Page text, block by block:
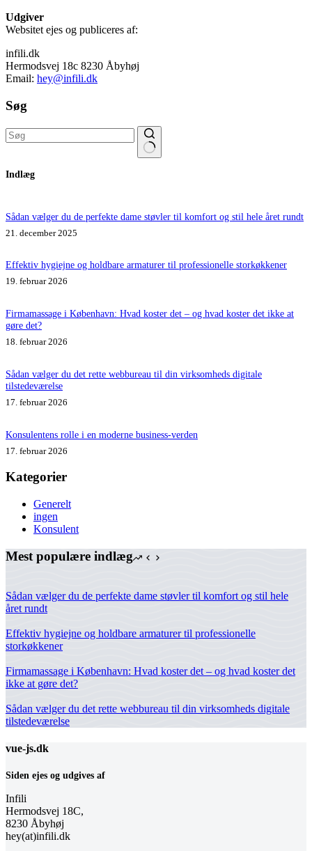
Udgiver
Websitet ejes og publiceres af:
infili.dk
Hermodsvej 18c 8230 Åbyhøj
Email: hey@infili.dk
Søg
resultater
Indlæg
Sådan vælger du de perfekte dame støvler til komfort og stil hele året rundt
21. december 2025
Effektiv hygiejne og holdbare armaturer til professionelle storkøkkener
19. februar 2026
Firmamassage i København: Hvad koster det – og hvad koster det ikke at
gøre det?
18. februar 2026
Sådan vælger du det rette webbureau til din virksomheds digitale
tilstedeværelse
17. februar 2026
Konsulentens rolle i en moderne business-verden
17. februar 2026
Kategorier
Generelt
ingen
Konsulent
Mest populære indlæg
Sådan vælger du de perfekte dame støvler til komfort og stil hele
året rundt
Effektiv hygiejne og holdbare armaturer til professionelle
storkøkkener
Firmamassage i København: Hvad koster det – og hvad koster det
ikke at gøre det?
Sådan vælger du det rette webbureau til din virksomheds digitale
tilstedeværelse
vue-js.dk
Siden ejes og udgives af
Infili
Hermodsvej 18C,
8230 Åbyhøj
hey(at)infili.dk